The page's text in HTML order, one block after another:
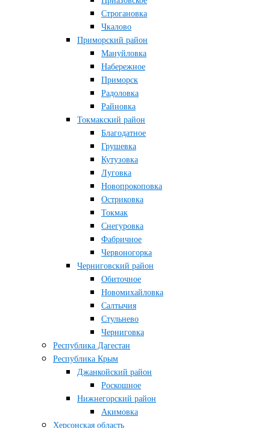
Строгановка
Чкалово
Приморский район
Мануйловка
Набережное
Приморск
Радоловка
Райновка
Токмакский район
Благодатное
Грушевка
Кутузовка
Луговка
Новопрокоповка
Остриковка
Токмак
Снегуровка
Фабричное
Червоногорка
Черниговский район
Обиточное
Новомихайловка
Салтычия
Стульнево
Черниговка
Республика Дагестан
Республика Крым
Джанкойский район
Роскошное
Нижнегорский район
Акимовка
Херсонская область